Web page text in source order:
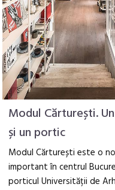
Modul Cărturești.
și un portic
Modul Cărturești este o
important în centrul
porticul Universității de